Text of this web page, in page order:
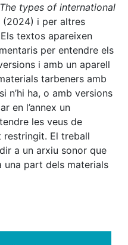
The types of international
i per altres
textos apareixen
per entendre els
i amb un aparell
tarbeners amb
n’hi ha, o amb versions
en l’annex un
les veus de
restringit. El treball
a un arxiu sonor que
una part dels materials